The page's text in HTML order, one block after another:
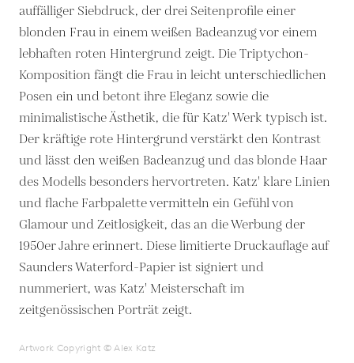
auffälliger Siebdruck, der drei Seitenprofile einer
blonden Frau in einem weißen Badeanzug vor einem
lebhaften roten Hintergrund zeigt. Die Triptychon-
Komposition fängt die Frau in leicht unterschiedlichen
Posen ein und betont ihre Eleganz sowie die
minimalistische Ästhetik, die für Katz' Werk typisch ist.
Der kräftige rote Hintergrund verstärkt den Kontrast
und lässt den weißen Badeanzug und das blonde Haar
des Modells besonders hervortreten. Katz' klare Linien
und flache Farbpalette vermitteln ein Gefühl von
Glamour und Zeitlosigkeit, das an die Werbung der
1950er Jahre erinnert. Diese limitierte Druckauflage auf
Saunders Waterford-Papier ist signiert und
nummeriert, was Katz' Meisterschaft im
zeitgenössischen Porträt zeigt.
Artwork Copyright © Alex Katz